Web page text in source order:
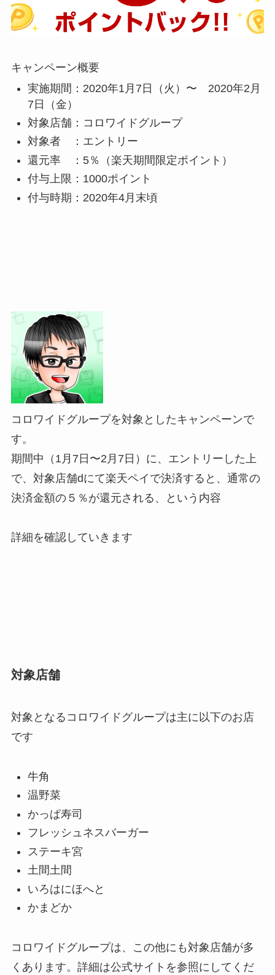
キャンペーン概要
実施期間：2020年1月7日（火）〜 2020年2月
7日（金）
対象店舗：コロワイドグループ
対象者 ：エントリー
還元率 ：5％（楽天期間限定ポイント）
付与上限：1000ポイント
付与時期：2020年4月末頃
コロワイドグループを対象としたキャンペーンで
す。
期間中（ 1月7日〜2月7日）に、エントリーした上
で、対象店舗dにて楽天ペイで決済すると、通常の
決済金額の５％が還元される 、という内容
詳細を確認していきます
対象店舗
対象となるコロワイドグループは主に以下のお店
です
牛角
温野菜
かっぱ寿司
フレッシュネスバーガー
ステーキ宮
土間土間
いろはにほへと
かまどか
コロワイドグループは、この他にも対象店舗が多
くあります。詳細は公式サイトを参照にしてくだ